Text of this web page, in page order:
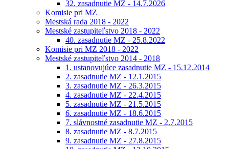
32. zasadnutie MZ - 14.7.2026
Komisie pri MZ
Mestská rada 2018 - 2022
Mestské zastupiteľstvo 2018 - 2022
40. zasadnutie MZ - 25.8.2022
Komisie pri MZ 2018 - 2022
Mestské zastupiteľstvo 2014 - 2018
1. ustanovujúce zasadnutie MZ - 15.12.2014
2. zasadnutie MZ - 12.1.2015
3. zasadnutie MZ - 26.3.2015
4. zasadnutie MZ - 22.4.2015
5. zasadnutie MZ - 21.5.2015
6. zasadnutie MZ - 18.6.2015
7. slávnostné zasadnutie MZ - 2.7.2015
8. zasadnutie MZ - 8.7.2015
9. zasadnutie MZ - 27.8.2015